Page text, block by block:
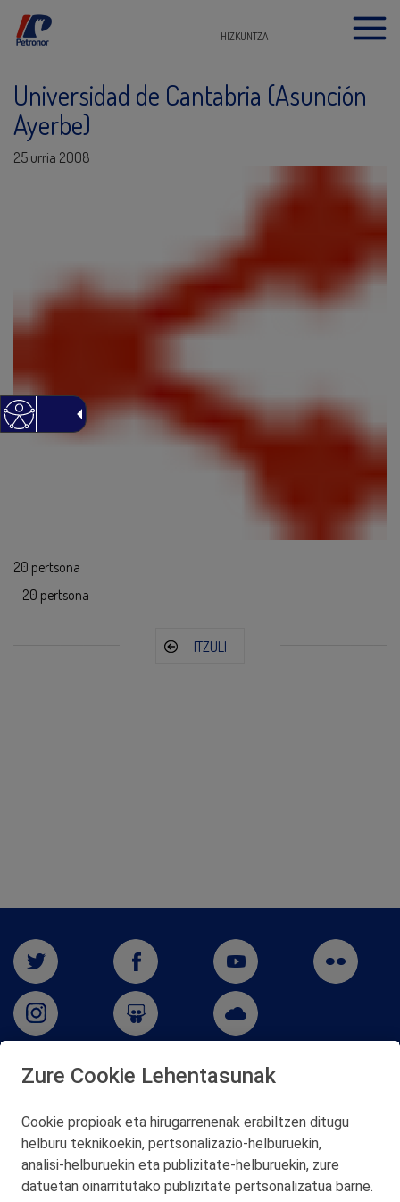
HIZKUNTZA
Universidad de Cantabria (Asunción
Ayerbe)
25 urria 2008
20 pertsona
20 pertsona
ITZULI
Telf. 946 357 000
© 2026 Petronor S.A.
Zure Cookie Lehentasunak
Cookie propioak eta hirugarrenenak erabiltzen ditugu
helburu teknikoekin, pertsonalizazio‑helburuekin,
analisi‑helburuekin eta publizitate‑helburuekin, zure
datuetan oinarritutako publizitate pertsonalizatua barne.